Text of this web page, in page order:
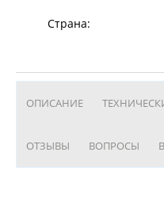
Страна:
ОПИСАНИЕ
ОТЗЫВЫ ВОПРОСЫ